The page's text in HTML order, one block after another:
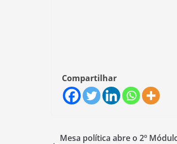
Compartilhar
Mesa política abre o 2º